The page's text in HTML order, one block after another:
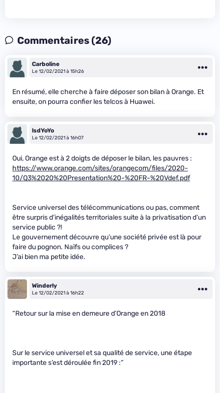
Commentaires (26)
Carboline
Le 12/02/2021 à 15h26
En résumé, elle cherche à faire déposer son bilan à Orange. Et
ensuite, on pourra confier les telcos à Huawei.
lsdYoYo
Le 12/02/2021 à 16h07
Oui, Orange est à 2 doigts de déposer le bilan, les pauvres :
https://www.orange.com/sites/orangecom/files/2020-
10/Q3%2020%20Presentation%20-%20FR-%20Vdef.pdf
Service universel des télécommunications ou pas, comment
être surpris d’inégalités territoriales suite à la privatisation d’un
service public ?!
Le gouvernement découvre qu’une société privée est là pour
faire du pognon. Naïfs ou complices ?
J’ai bien ma petite idée.
Winderly
Le 12/02/2021 à 16h22
“Retour sur la mise en demeure d’Orange en 2018
Sur le service universel et sa qualité de service, une étape
importante s’est déroulée fin 2019 :”